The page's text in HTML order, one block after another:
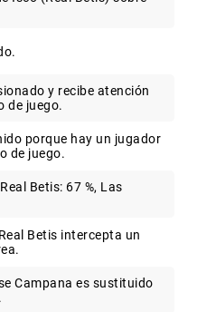
y recibe atención
de juego.
porque hay un jugador
de juego.
Betis: 67 %, Las
Betis intercepta un
Campana es sustituido